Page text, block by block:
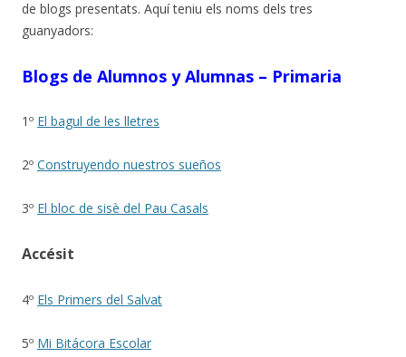
de blogs presentats. Aquí teniu els noms dels tres
guanyadors:
Blogs de Alumnos y Alumnas – Primaria
1º El bagul de les lletres
2º Construyendo nuestros sueños
3º El bloc de sisè del Pau Casals
Accésit
4º Els Primers del Salvat
5º Mi Bitácora Escolar